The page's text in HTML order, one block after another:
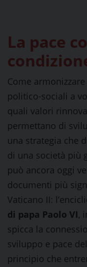
La pace
Come
politico-sociali a
quali valori
permettano di
una strategia che
di una società più
può ancora oggi
documenti più
Vaticano II:
di papa Paolo VI,
spicca la
sviluppo e pace
principio che